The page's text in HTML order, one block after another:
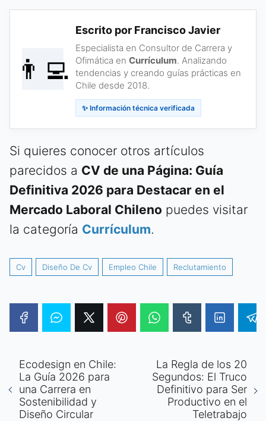
👨‍💻
Escrito por Francisco Javier
Especialista en Consultor de Carrera y
Ofimática en Currículum. Analizando
tendencias y creando guías prácticas en
Chile desde 2018.
✨ Información técnica verificada
Si quieres conocer otros artículos
parecidos a CV de una Página: Guía
Definitiva 2026 para Destacar en el
Mercado Laboral Chileno puedes visitar
la categoría Currículum.
Cv Diseño De Cv Empleo Chile Reclutamiento
Ecodesign en Chile:
La Guía 2026 para
una Carrera en
Sostenibilidad y
Diseño Circular
La Regla de los 20
Segundos: El Truco
Definitivo para Ser
Productivo en el
Teletrabajo